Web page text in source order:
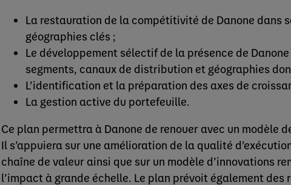
La restauration de la compétitivité de Danone dans
géographies clés ;
Le développement sélectif de la présence de
segments, canaux de distribution et géographies
L’identification et la préparation des axes de
La gestion active du portefeuille.
Ce plan permettra à Danone de renouer avec un modèle
Il s’appuiera sur une amélioration de la qualité
chaîne de valeur ainsi que sur un modèle d’innovations
l’impact à grande échelle. Le plan prévoit également des